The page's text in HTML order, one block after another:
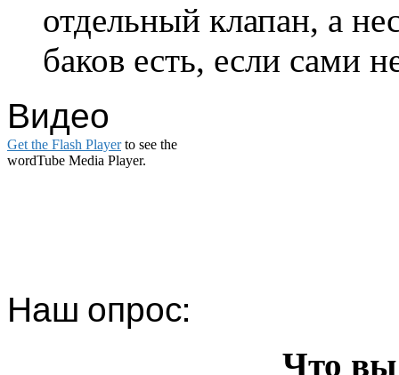
отдельный клапан, а
баков есть, если сами
Видео
Get the Flash Playerto see the
wordTube Media Player.
Наш опрос:
Что вы